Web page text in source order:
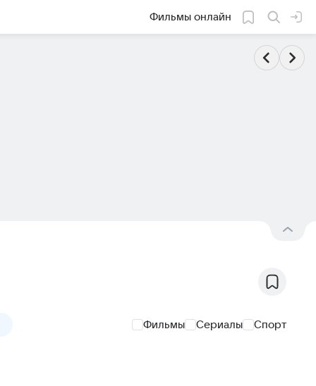
Фильмы онлайн
Фильмы Сериалы Спорт